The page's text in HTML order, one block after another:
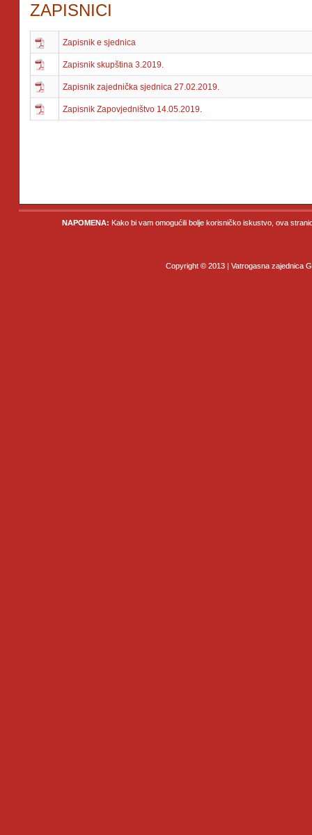
ZAPISNICI
Zapisnik e sjednica
Zapisnik skupština 3.2019.
Zapisnik zajednička sjednica 27.02.2019.
Zapisnik Zapovjedništvo 14.05.2019.
NAPOMENA: Kako bi vam omogućili bolje korisničko iskustvo, ova
Copyright © 2013 | Vatrogasna zajednica